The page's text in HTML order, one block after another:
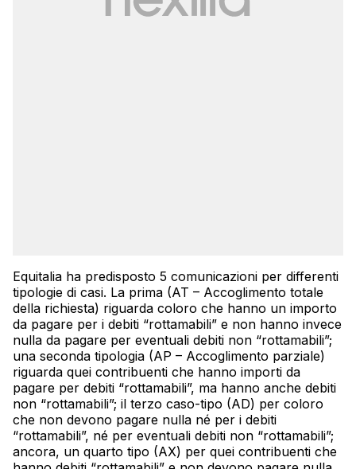
Equitalia ha predisposto 5 comunicazioni per differenti
tipologie di casi. La prima (AT – Accoglimento totale
della richiesta) riguarda coloro che hanno un importo
da pagare per i debiti “rottamabili” e non hanno invece
nulla da pagare per eventuali debiti non “rottamabili”;
una seconda tipologia (AP – Accoglimento parziale)
riguarda quei contribuenti che hanno importi da
pagare per debiti “rottamabili”, ma hanno anche debiti
non “rottamabili”; il terzo caso-tipo (AD) per coloro
che non devono pagare nulla né per i debiti
“rottamabili”, né per eventuali debiti non “rottamabili”;
ancora, un quarto tipo (AX) per quei contribuenti che